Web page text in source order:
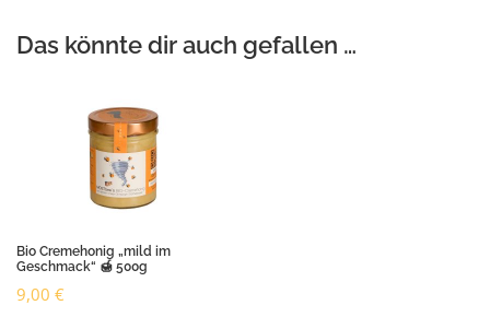
Das könnte dir auch gefallen …
Bio Cremehonig „mild im
Geschmack“ 🍯 500g
9,00 €